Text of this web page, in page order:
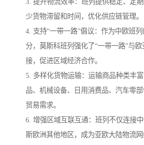
少货物滞留和时间，优化供应链管理。
4. 支持“一带一路”倡议：作为中欧班
分，莫斯科班列强化了“一带一路”与
接，促进区域经济合作。
5. 多样化货物运输：运输商品种类丰
品、机械设备、日用消费品、汽车零
贸易需求。
6. 增强区域互联互通：班列不仅连接
斯欧洲其他地区，成为亚欧大陆物流网